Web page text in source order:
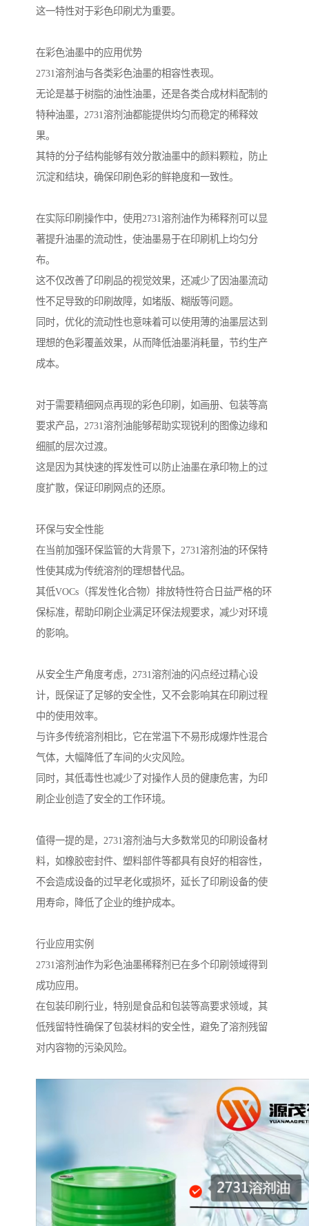
这一特性对于彩色印刷尤为重要。
在彩色油墨中的应用优势
2731溶剂油与各类彩色油墨的相容性表现。
无论是基于树脂的油性油墨，还是各类合成材料配制的
特种油墨，2731溶剂油都能提供均匀而稳定的稀释效
果。
其特的分子结构能够有效分散油墨中的颜料颗粒，防止
沉淀和结块，确保印刷色彩的鲜艳度和一致性。
在实际印刷操作中，使用2731溶剂油作为稀释剂可以显
著提升油墨的流动性，使油墨易于在印刷机上均匀分
布。
这不仅改善了印刷品的视觉效果，还减少了因油墨流动
性不足导致的印刷故障，如堵版、糊版等问题。
同时，优化的流动性也意味着可以使用薄的油墨层达到
理想的色彩覆盖效果，从而降低油墨消耗量，节约生产
成本。
对于需要精细网点再现的彩色印刷，如画册、包装等高
要求产品，2731溶剂油能够帮助实现锐利的图像边缘和
细腻的层次过渡。
这是因为其快速的挥发性可以防止油墨在承印物上的过
度扩散，保证印刷网点的还原。
环保与安全性能
在当前加强环保监管的大背景下，2731溶剂油的环保特
性使其成为传统溶剂的理想替代品。
其低VOCs（挥发性化合物）排放特性符合日益严格的环
保标准，帮助印刷企业满足环保法规要求，减少对环境
的影响。
从安全生产角度考虑，2731溶剂油的闪点经过精心设
计，既保证了足够的安全性，又不会影响其在印刷过程
中的使用效率。
与许多传统溶剂相比，它在常温下不易形成爆炸性混合
气体，大幅降低了车间的火灾风险。
同时，其低毒性也减少了对操作人员的健康危害，为印
刷企业创造了安全的工作环境。
值得一提的是，2731溶剂油与大多数常见的印刷设备材
料，如橡胶密封件、塑料部件等都具有良好的相容性，
不会造成设备的过早老化或损坏，延长了印刷设备的使
用寿命，降低了企业的维护成本。
行业应用实例
2731溶剂油作为彩色油墨稀释剂已在多个印刷领域得到
成功应用。
在包装印刷行业，特别是食品和包装等高要求领域，其
低残留特性确保了包装材料的安全性，避免了溶剂残留
对内容物的污染风险。